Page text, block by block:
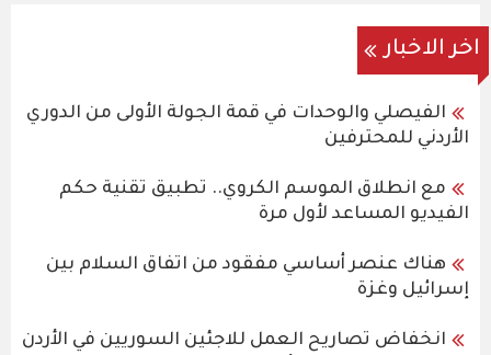
اخر الاخبار
الفيصلي والوحدات في قمة الجولة الأولى من الدوري
الأردني للمحترفين
مع انطلاق الموسم الكروي.. تطبيق تقنية حكم
الفيديو المساعد لأول مرة
هناك عنصر أساسي مفقود من اتفاق السلام بين
إسرائيل وغزة
انخفاض تصاريح العمل للاجئين السوريين في الأردن